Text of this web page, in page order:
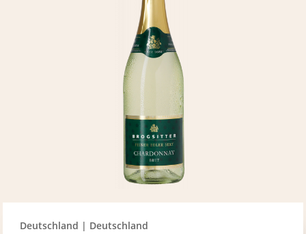
Deutschland | Deutschland